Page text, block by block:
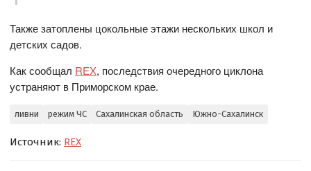
Также затоплены цокольные этажи нескольких школ и
детских садов.
Как сообщал REX, последствия очередного циклона
устраняют в Приморском крае.
ливни режим ЧС Сахалинская область Южно-Сахалинск
Источник: REX